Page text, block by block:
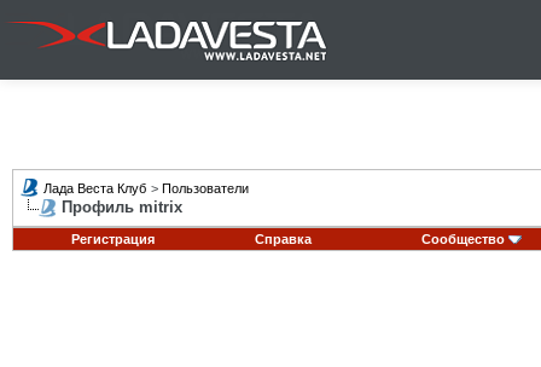
Лада Веста Клуб > Пользователи
Профиль mitrix
Регистрация Справка Сообщество